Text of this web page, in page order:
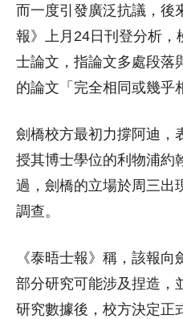
而一度引發廣泛抗議，後
報》上月24日刊登分析，
士論文，指論文多處段落
的論文「完全相同或幾乎
劍橋校方最初力撐阿迪，
授其博士學位的利物浦約
過，劍橋的立場於周三出
調查。
《泰晤士報》稱，該報
部分研究可能涉及捏造，
研究數據後，校方決定正